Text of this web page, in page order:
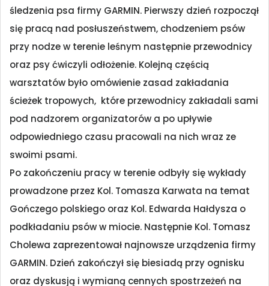
śledzenia psa firmy GARMIN. Pierwszy dzień rozpoczął
się pracą nad posłuszeństwem, chodzeniem psów
przy nodze w terenie leśnym następnie przewodnicy
oraz psy ćwiczyli odłożenie. Kolejną częścią
warsztatów było omówienie zasad zakładania
ścieżek tropowych, które przewodnicy zakładali sami
pod nadzorem organizatorów a po upływie
odpowiedniego czasu pracowali na nich wraz ze
swoimi psami.
Po zakończeniu pracy w terenie odbyły się wykłady
prowadzone przez Kol. Tomasza Karwata na temat
Gończego polskiego oraz Kol. Edwarda Hałdysza o
podkładaniu psów w miocie. Następnie Kol. Tomasz
Cholewa zaprezentował najnowsze urządzenia firmy
GARMIN. Dzień zakończył się biesiadą przy ognisku
oraz dyskusją i wymianą cennych spostrzeżeń na